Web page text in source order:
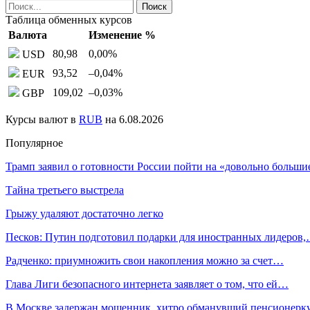
Таблица обменных курсов
Валюта
Изменение %
USD
80,98 0,00%
EUR
93,52 –0,04%
GBP
109,02 –0,03%
Курсы валют в RUB на 6.08.2026
Популярное
Трамп заявил о готовности России пойти на «довольно
Тайна третьего выстрела
Грыжу удаляют достаточно легко
Песков: Путин подготовил подарки для иностранных
Радченко: приумножить свои накопления можно за счет…
Глава Лиги безопасного интернета заявляет о том, что ей…
В Москве задержан мошенник, хитро обманувший